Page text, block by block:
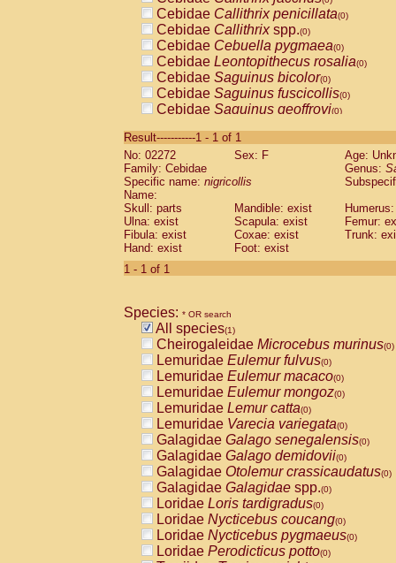
Cebidae Callithrix penicillata(0)
Cebidae Callithrixspp.(0)
Cebidae Cebuella pygmaea(0)
Cebidae Leontopithecus rosalia(0)
Cebidae Saguinus bicolor(0)
Cebidae Saguinus fuscicollis(0)
Cebidae Saguinus geoffroyi(0)
CebidaeSaguinus labiatus(0)
Cebidae Saguinus leucopus (0)
Cebidae
CebidaeSaguinus mystax
Cebidae Saguinus nigricollis (1)
Cebidae Saguinus oedipus
Cebidae Saguinus weddelli
Cebidae Saguinusspp.
Cebidae
CebidaeCebus capucinus
CebidaeCebus nigrivittatus
CebidaeCebus spp.(0)
CebidaeSaimiri boliviensis(0)
CebidaeSaimiri sciureus(0)
AtelidaeAlouatta caraya(0)
AtelidaeAlouatta fusca(0)
AtelidaeAlouatta seniculus(0)
AtelidaeAlouattaspp.(0)
AtelidaeAteles belzebuth(0)
AtelidaeAteles geoffroyi(0)
AtelidaeAteles paniscus(0)
AtelidaeAtelesspp.(0)
AtelidaeLagothrix lagothricha(0)
AtelidaeLagothrix lagothricha cana
PitheciidaeCacajao calvus
Result-----------1 - 1 of 1
No: 02272
Sex: F
Age:
Family: Cebidae
Genus:
Specific name: nigricollis
Name:
Skull: parts
Mandible: exist
Ulna: exist
Scapula: exist
Femur:
Fibula: exist
Coxae: exist
Trunk:
Hand: exist
Foot: exist
1 - 1 of 1
Species: * OR search
All species(1)
Cheirogaleidae Microcebus murinus(0)
Lemuridae Eulemur fulvus(0)
Lemuridae Eulemur macaco(0)
Lemuridae Eulemur mongoz(0)
Lemuridae Lemur catta(0)
Lemuridae Varecia variegata(0)
Galagidae Galago senegalensis(0)
Galagidae Galago demidovii(0)
Galagidae Otolemur crassicaudatus(0)
Galagidae Galagidae spp.(0)
Loridae Loris tardigradus(0)
Loridae Nycticebus coucang(0)
Loridae Nycticebus pygmaeus(0)
Loridae Perodicticus potto(0)